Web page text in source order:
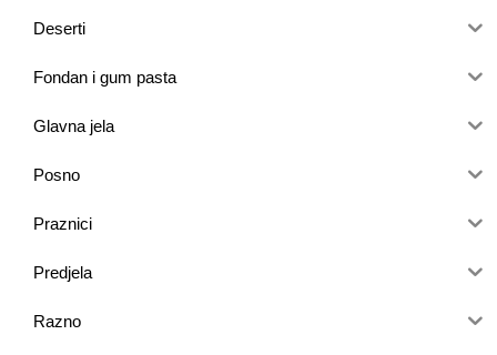
Deserti
Fondan i gum pasta
Glavna jela
Posno
Praznici
Predjela
Razno